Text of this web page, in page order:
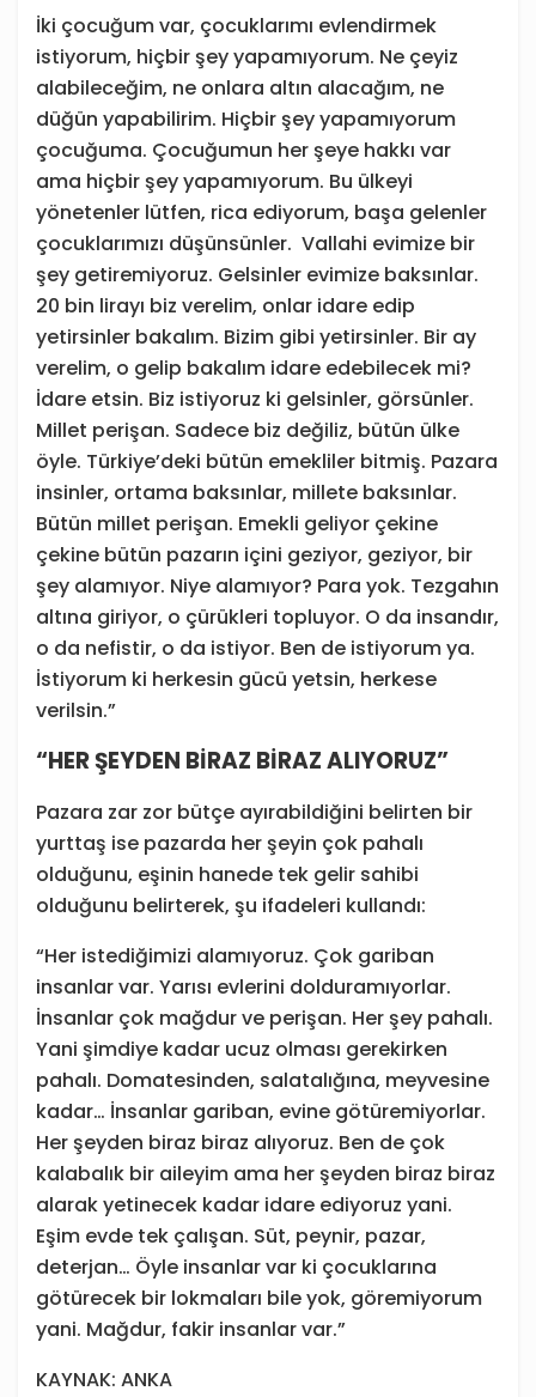
İki çocuğum var, çocuklarımı evlendirmek
istiyorum, hiçbir şey yapamıyorum. Ne çeyiz
alabileceğim, ne onlara altın alacağım, ne
düğün yapabilirim. Hiçbir şey yapamıyorum
çocuğuma. Çocuğumun her şeye hakkı var
ama hiçbir şey yapamıyorum. Bu ülkeyi
yönetenler lütfen, rica ediyorum, başa gelenler
çocuklarımızı düşünsünler. Vallahi evimize bir
şey getiremiyoruz. Gelsinler evimize baksınlar.
20 bin lirayı biz verelim, onlar idare edip
yetirsinler bakalım. Bizim gibi yetirsinler. Bir ay
verelim, o gelip bakalım idare edebilecek mi?
İdare etsin. Biz istiyoruz ki gelsinler, görsünler.
Millet perişan. Sadece biz değiliz, bütün ülke
öyle. Türkiye’deki bütün emekliler bitmiş. Pazara
insinler, ortama baksınlar, millete baksınlar.
Bütün millet perişan. Emekli geliyor çekine
çekine bütün pazarın içini geziyor, geziyor, bir
şey alamıyor. Niye alamıyor? Para yok. Tezgahın
altına giriyor, o çürükleri topluyor. O da insandır,
o da nefistir, o da istiyor. Ben de istiyorum ya.
İstiyorum ki herkesin gücü yetsin, herkese
verilsin.”
“HER ŞEYDEN BİRAZ BİRAZ ALIYORUZ”
Pazara zar zor bütçe ayırabildiğini belirten bir
yurttaş ise pazarda her şeyin çok pahalı
olduğunu, eşinin hanede tek gelir sahibi
olduğunu belirterek, şu ifadeleri kullandı:
“Her istediğimizi alamıyoruz. Çok gariban
insanlar var. Yarısı evlerini dolduramıyorlar.
İnsanlar çok mağdur ve perişan. Her şey pahalı.
Yani şimdiye kadar ucuz olması gerekirken
pahalı. Domatesinden, salatalığına, meyvesine
kadar… İnsanlar gariban, evine götüremiyorlar.
Her şeyden biraz biraz alıyoruz. Ben de çok
kalabalık bir aileyim ama her şeyden biraz biraz
alarak yetinecek kadar idare ediyoruz yani.
Eşim evde tek çalışan. Süt, peynir, pazar,
deterjan… Öyle insanlar var ki çocuklarına
götürecek bir lokmaları bile yok, göremiyorum
yani. Mağdur, fakir insanlar var.”
KAYNAK: ANKA